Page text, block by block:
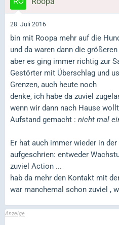
28. Juli 2016
bin mit Roopa mehr auf die
und da waren dann die
aber es ging immer richtig zur
Gestörter mit Überschlag und
Grenzen, auch heute noch
denke, ich habe da zuviel
wenn wir dann nach Hause
Aufstand gemacht : nicht mal
Er hat auch immer wieder in
aufgeschrien: entweder
zuviel Action ...
hab da mehr den Kontakt mit
war manchemal schon zuviel ,